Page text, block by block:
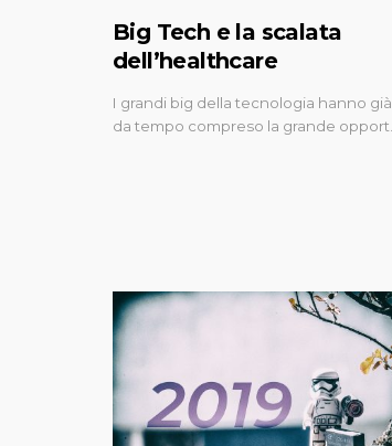
Big Tech e la scalata
dell’healthcare
I grandi big della tecnologia hanno già
da tempo compreso la grande opport…